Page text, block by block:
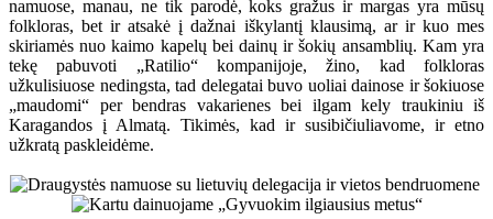
namuose, manau, ne tik parodė, koks gražus ir margas yra mūsų
folkloras, bet ir atsakė į dažnai iškylantį klausimą, ar ir kuo mes
skiriamės nuo kaimo kapelų bei dainų ir šokių ansamblių. Kam yra
tekę pabuvoti „Ratilio“ kompanijoje, žino, kad folkloras
užkulisiuose nedingsta, tad delegatai buvo uoliai dainose ir šokiuose
„maudomi“ per bendras vakarienes bei ilgam kely traukiniu iš
Karagandos į Almatą. Tikimės, kad ir susibičiuliavome, ir etno
užkratą paskleidėme.